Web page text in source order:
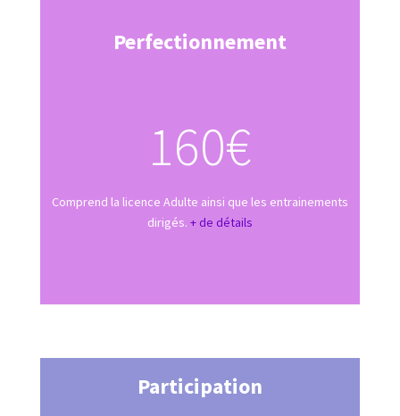
Perfectionnement
160€
Comprend la licence Adulte ainsi que les entrainements
dirigés. + de détails
Participation